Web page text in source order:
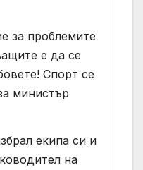
за проблемите
е да се
Спорт се
министър
екипа си и
на